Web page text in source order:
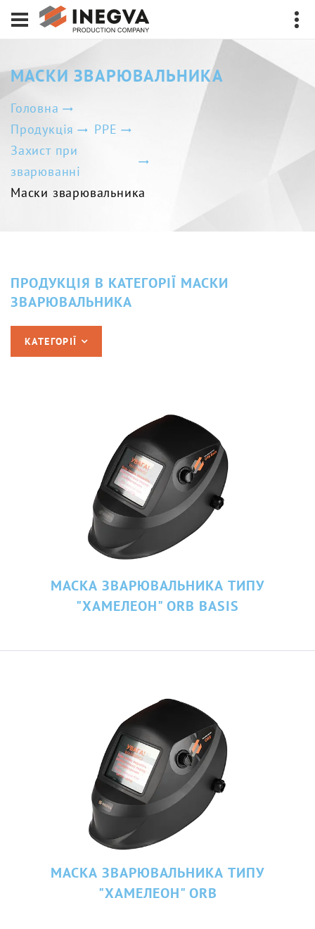
МАСКИ ЗВАРЮВАЛЬНИКА
Головна
Продукція
PPE
Захист при
зварюванні
Маски зварювальника
ПРОДУКЦІЯ В КАТЕГОРІЇ МАСКИ
ЗВАРЮВАЛЬНИКА
КАТЕГОРІЇ
МАСКА ЗВАРЮВАЛЬНИКА ТИПУ
"ХАМЕЛЕОН" ORB BASIS
МАСКА ЗВАРЮВАЛЬНИКА ТИПУ
"ХАМЕЛЕОН" ORB